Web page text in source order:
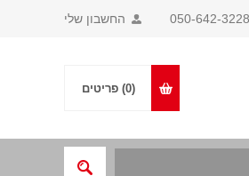
החשבון שלי 050-642-3228
(0) פריטים